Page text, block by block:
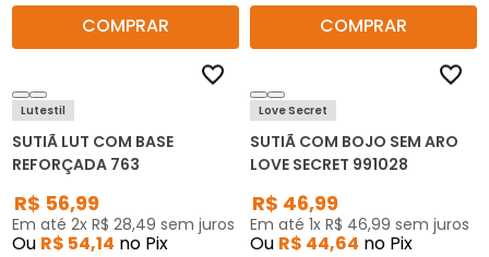
COMPRAR
COMPRAR
Lutestil
SUTIÃ LUT COM BASE
REFORÇADA 763
R$ 56,99
Em até 2x R$ 28,49 sem juros
Ou R$ 54,14 no Pix
Love Secret
SUTIÃ COM BOJO SEM ARO
LOVE SECRET 991028
R$ 46,99
Em até 1x R$ 46,99 sem juros
Ou R$ 44,64 no Pix